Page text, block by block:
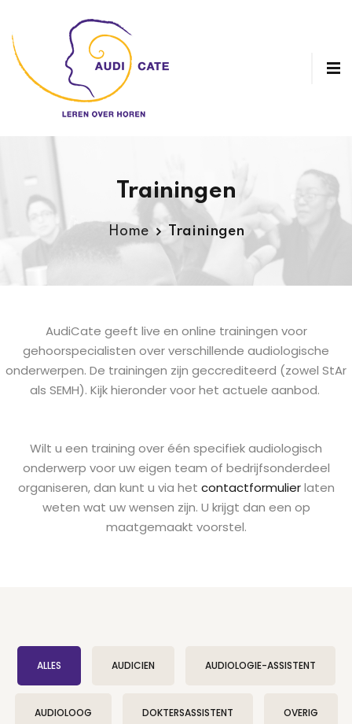
Trainingen
Home Trainingen
AudiCate geeft live en online trainingen voor
gehoorspecialisten over verschillende audiologische
onderwerpen. De trainingen zijn geccrediteerd (zowel StAr
als SEMH). Kijk hieronder voor het actuele aanbod.
Wilt u een training over één specifiek audiologisch
onderwerp voor uw eigen team of bedrijfsonderdeel
organiseren, dan kunt u via het contactformulierlaten
weten wat uw wensen zijn. U krijgt dan een op
maatgemaakt voorstel.
ALLES AUDICIEN AUDIOLOGIE-ASSISTENT
AUDIOLOOG DOKTERSASSISTENT OVERIG